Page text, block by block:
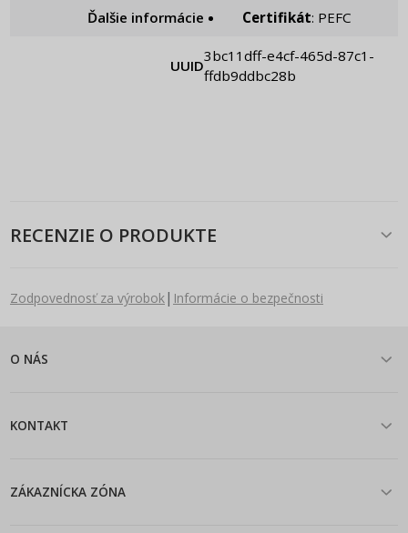
Ďalšie informácie Certifikát: PEFC
UUID
3bc11dff-e4cf-465d-87c1-
ffdb9ddbc28b
RECENZIE O PRODUKTE
Zodpovednosť za výrobok| Informácie o bezpečnosti
O NÁS
KONTAKT
ZÁKAZNÍCKA ZÓNA